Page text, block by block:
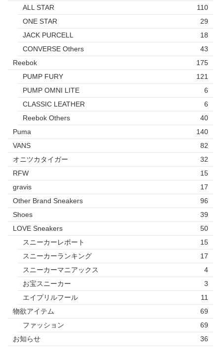
ALL STAR
110
ONE STAR
29
JACK PURCELL
18
CONVERSE Others
43
Reebok
175
PUMP FURY
121
PUMP OMNI LITE
6
CLASSIC LEATHER
6
Reebok Others
40
Puma
140
VANS
82
オニツカタイガー
32
RFW
15
gravis
17
Other Brand Sneakers
96
Shoes
39
LOVE Sneakers
50
スニーカーレポート
15
スニーカーランキング
17
スニーカーマニアックス
4
お宝スニーカー
3
エイプリルフール
11
物欲アイテム
69
ファッション
69
お知らせ
36